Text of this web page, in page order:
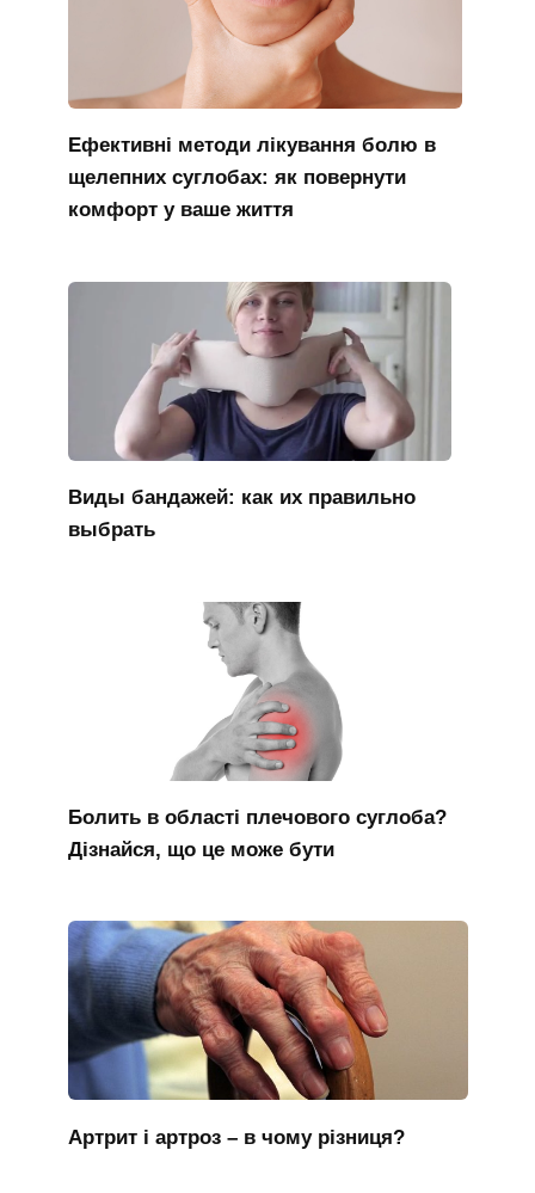
Ефективні методи лікування болю в
щелепних суглобах: як повернути
комфорт у ваше життя
Виды бандажей: как их правильно
выбрать
Болить в області плечового суглоба?
Дізнайся, що це може бути
Артрит і артроз – в чому різниця?